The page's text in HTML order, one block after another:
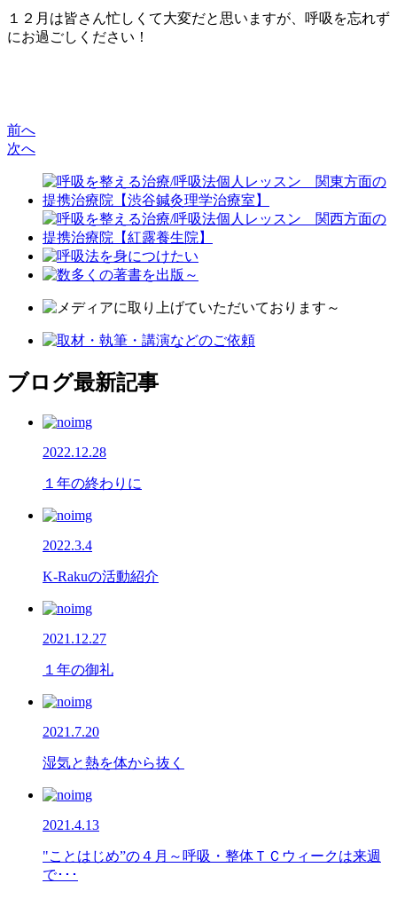
１２月は皆さん忙しくて大変だと思いますが、呼吸を忘れず
にお過ごしください！
前へ
次へ
ブログ最新記事
2022.12.28
１年の終わりに
2022.3.4
K-Rakuの活動紹介
2021.12.27
１年の御礼
2021.7.20
湿気と熱を体から抜く
2021.4.13
"ことはじめ”の４月～呼吸・整体ＴＣウィークは来週
で･･･